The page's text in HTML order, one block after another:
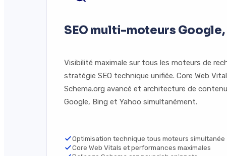
SEO multi-moteurs Google,
Visibilité maximale sur tous les moteurs de
stratégie SEO technique unifiée. Core Web
Schema.org avancé et architecture de
Google, Bing et Yahoo simultanément.
Optimisation technique tous moteurs simultanée
Core Web Vitals et performances maximales